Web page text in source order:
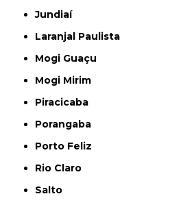
Jundiaí
Laranjal Paulista
Mogi Guaçu
Mogi Mirim
Piracicaba
Porangaba
Porto Feliz
Rio Claro
Salto